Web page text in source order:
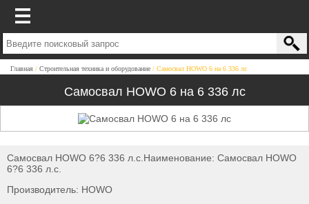
Главная Строительная техника и оборудование Самосвал HOWO 6 на 6 336 лс
Самосвал HOWO 6 на 6 336 лс
Самосвал HOWO 6?6 336 л.с.Наименование: Самосвал HOWO
6?6 336 л.с.
Производитель: HOWO